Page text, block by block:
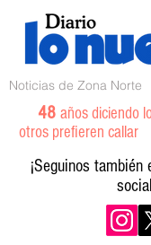
Noticias de Zona Norte
48 años diciendo
otros prefieren callar
¡Seguinos